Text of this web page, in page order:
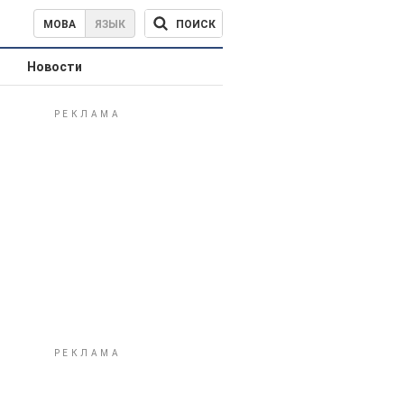
МОВА ЯЗЫК ПОИСК
Новости